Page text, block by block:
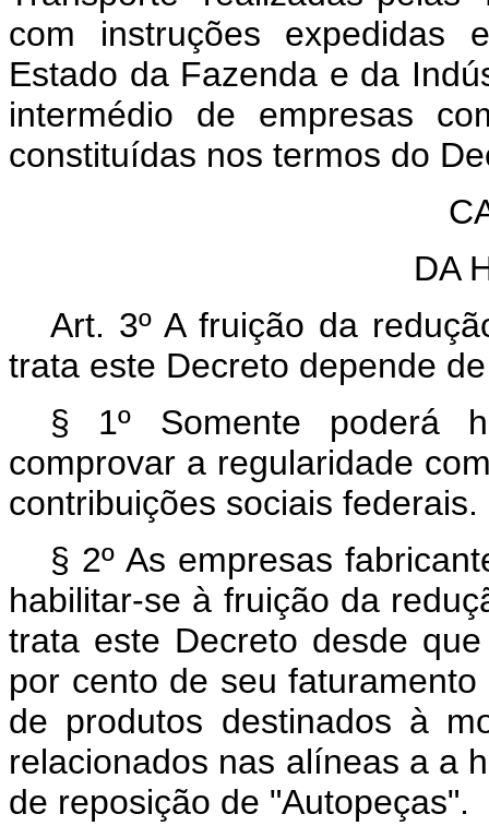
com instruções expedidas
Estado da Fazenda e da
intermédio de empresas
constituídas nos termos do
DA
Art. 3º A fruição da
trata este Decreto depende
§ 1º Somente poderá
comprovar a regularidade
contribuições sociais federais.
§ 2º As empresas
habilitar-se à fruição da
trata este Decreto desde
por cento de seu
de produtos destinados à
relacionados nas alíneas a a
de reposição de "Autopeças".